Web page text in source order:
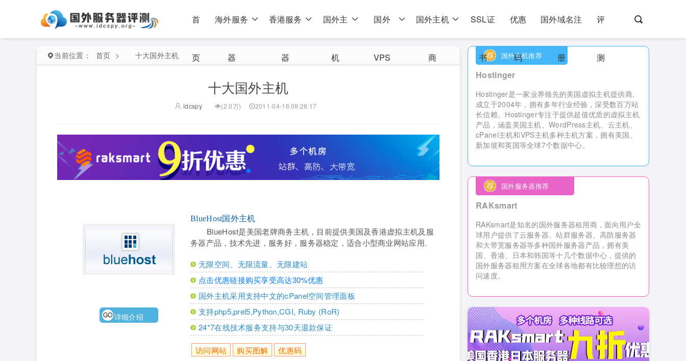
首
页
海外服务
器
香港服务
器
国外主
机
国外
VPS
国外主机
商
SSL证
书
优惠
码
国外域名注
册
评
测
当前位置： 首页 > 十大国外主机
十大国外主机
idcspy (2.0万) 2011-04-16 09:28:17
详细介绍
BlueHost国外主机
BlueHost是美国老牌商务主机，目前提供美国及香港虚拟主机及服
务器产品，技术先进，服务好，服务器稳定，适合小型商业网站应用.
无限空间、无限流量、无限建站
点击优惠链接购买享受高达30%优惠
国外主机采用支持中文的cPanel空间管理面板
支持php5,prel5,Python,CGI, Ruby (RoR)
24*7在线技术服务支持与30天退款保证
访问网站 购买图解 优惠码
国外主机推荐
Hostinger
Hostinger是一家业界领先的美国虚拟主机提供商,
成立于2004年，拥有多年行业经验，深受数百万站
长信赖。Hostinger专注于提供超值优质的虚拟主机
产品，涵盖美国主机、WordPress主机、云主机、
cPanel主机和VPS主机多种主机方案，拥有美国、
新加坡和英国等全球7个数据中心。
国外服务器推荐
RAKsmart
RAKsmart是知名的国外服务器租用商，面向用户全
球用户提供了云服务器、站群服务器、高防服务器
和大带宽服务器等多种国外服务器产品，拥有美
国、香港、日本和韩国等十几个数据中心，提供的
国外服务器租用方案在全球各地都有比较理想的访
问速度。